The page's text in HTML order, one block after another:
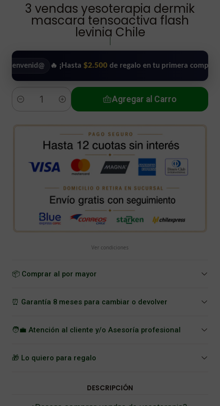
3 vendas yesoterapia dermik
mascara tensoactiva flash
levinia Chile
🔥 ¡Hasta $2.500 de regalo en tu primera compra! •
Cantidad
Agregar al Carro
Ver condiciones
📦 Comprar al por mayor
⏰ Garantía 8 meses para cambiar o devolver
🧑‍💼 Atención al cliente y/o Asesoría profesional
🎁 Lo quiero para regalo
DESCRIPCIÓN